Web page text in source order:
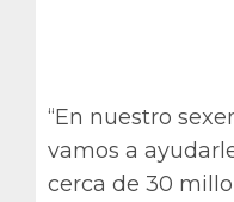
“En nuestro
vamos a
cerca de 30